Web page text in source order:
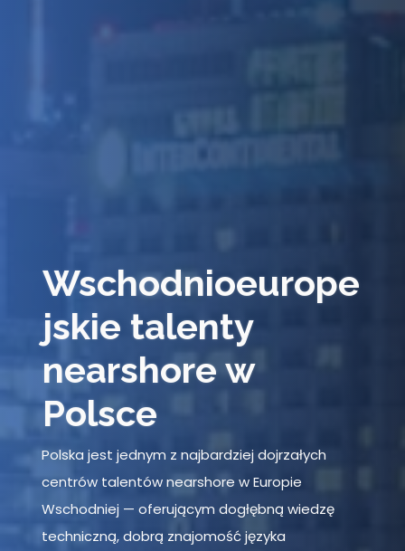
Wschodnioeurope
jskie talenty
nearshore w
Polsce
Polska jest jednym z najbardziej dojrzałych
centrów talentów nearshore w Europie
Wschodniej — oferującym dogłębną wiedzę
techniczną, dobrą znajomość języka